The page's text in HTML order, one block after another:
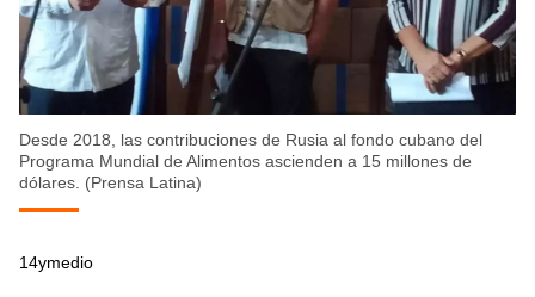
Desde 2018, las contribuciones de Rusia al fondo cubano del
Programa Mundial de Alimentos ascienden a 15 millones de
dólares. (Prensa Latina)
14ymedio